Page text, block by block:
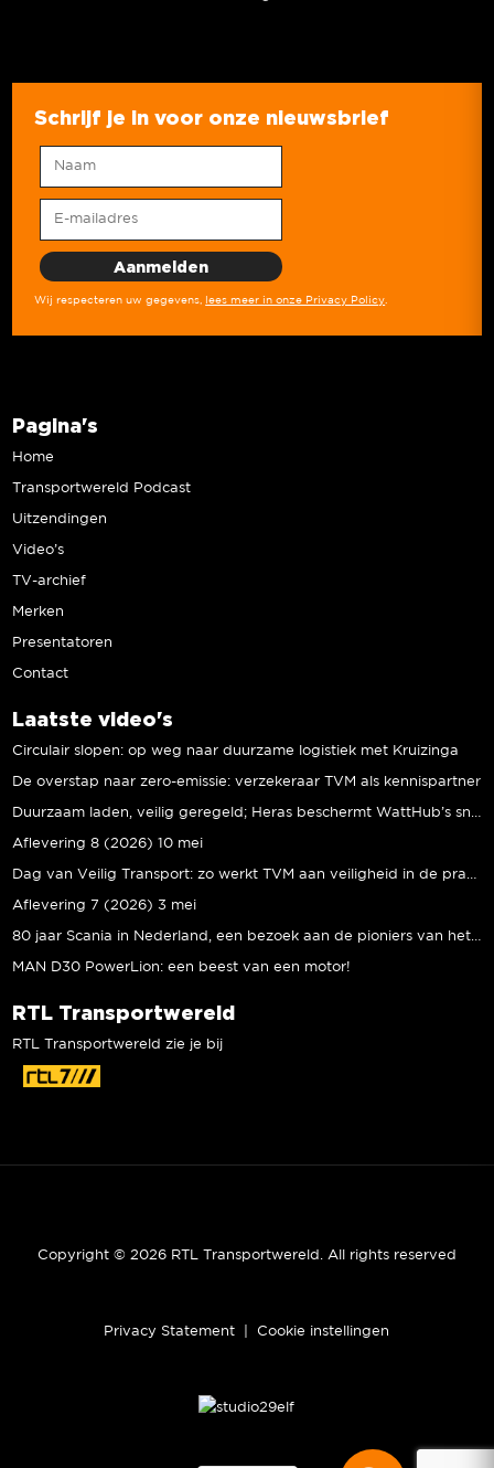
Schrijf je in voor onze nieuwsbrief
Wij respecteren uw gegevens, lees meer in onze Privacy Policy
Pagina's
Home
Transportwereld Podcast
Uitzendingen
Video’s
TV-archief
Merken
Presentatoren
Contact
Laatste video's
Circulair slopen: op weg naar duurzame logistiek met Kruizinga
De overstap naar zero-emissie: verzekeraar TVM als kennispartner
Aflevering 8 (2026) 10 mei
Aflevering 7 (2026) 3 mei
MAN D30 PowerLion: een beest van een motor!
RTL Transportwereld
RTL Transportwereld zie je bij
Copyright © 2026 RTL Transportwereld. All rights reserved
Privacy Statement Cookie instellingen